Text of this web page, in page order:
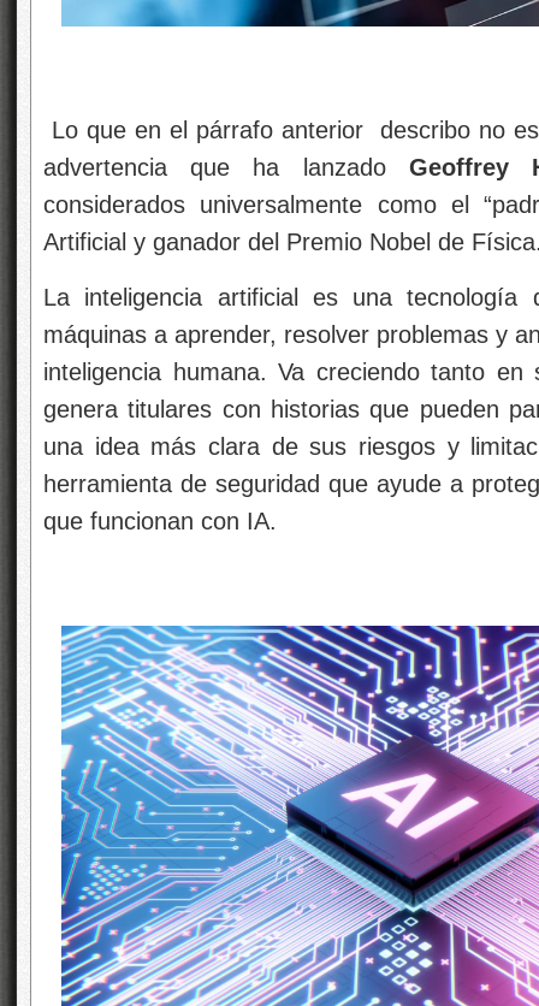
Lo que en el párrafo anterior describo no
advertencia que ha lanzado Geoffrey
considerados universalmente como el
Artificial y ganador del Premio Nobel de
La inteligencia artificial es una
máquinas a aprender, resolver problemas y
inteligencia humana. Va creciendo tanto
genera titulares con historias que pueden
una idea más clara de sus riesgos y
herramienta de seguridad que ayude a
que funcionan con IA.